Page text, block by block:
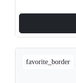
favorite_border